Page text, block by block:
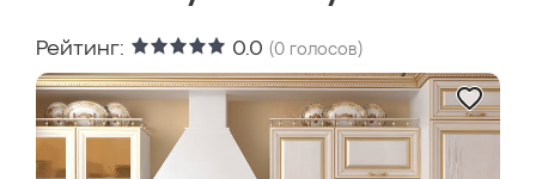
Рейтинг: 0.0 (0 голосов)